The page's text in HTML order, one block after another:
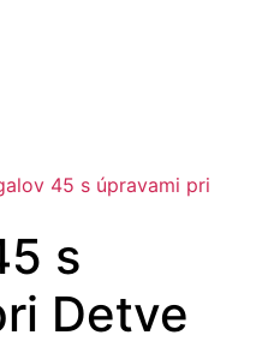
45 s úpravami pri
s
Detve